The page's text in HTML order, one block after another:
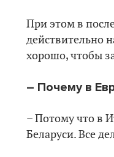
При этом в
действительно
хорошо, чтобы
– Почему в
– Потому что в
Беларуси. Все